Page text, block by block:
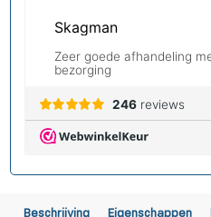
Beschrijving Eigenschappen